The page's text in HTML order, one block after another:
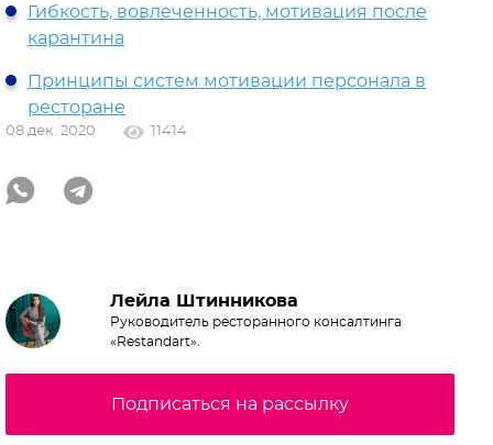
Гибкость, вовлеченность, мотивация после
карантина
Принципы систем мотивации персонала в
ресторане
08 дек. 2020 11414
Лейла Штинникова
Руководитель ресторанного консалтинга
«Restandart».
Подписаться на рассылку